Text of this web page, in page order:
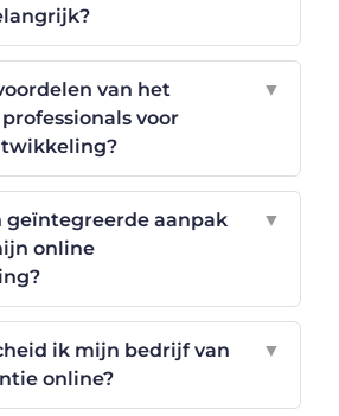
van het
voor
▼
geïntegreerde aanpak
online
▼
ik mijn bedrijf van
online?
▼